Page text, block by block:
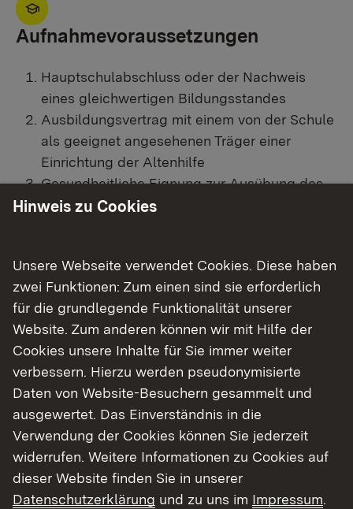
Aufnahmevoraussetzungen
Hauptschulabschluss oder der Nachweis
eines gleichwertigen Bildungsstandes
Ausbildungsvertrag mit einem von der Schule
als geeignet angesehenen Träger einer
Einrichtung der Altenhilfe
Gesundheitliche Eignung zur Ausübung des
Berufes
Schule zu einer positiven Eignungsprognose
kommt.
Ausbildungsverlauf
Die 1-jährige Ausbildung beinhaltet theoretischen
und praktischen Unterricht von 720 Stunden und
praktische Ausbildung von 850 Stunden und
endet mit einerstaatlichen Prüfung.
Hinweis zu Cookies
Unsere Webseite verwendet Cookies. Diese haben
zwei Funktionen: Zum einen sind sie erforderlich
für die grundlegende Funktionalität unserer
Website. Zum anderen können wir mit Hilfe der
Cookies unsere Inhalte für Sie immer weiter
verbessern. Hierzu werden pseudonymisierte
Daten von Website-Besuchern gesammelt und
ausgewertet. Das Einverständnis in die
Verwendung der Cookies können Sie jederzeit
widerrufen. Weitere Informationen zu Cookies auf
dieser Website finden Sie in unserer
Datenschutzerklärung und zu uns im Impressum.